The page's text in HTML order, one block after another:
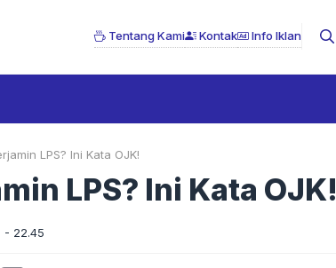
Tentang Kami Kontak Info Iklan
LPS? Ini Kata OJK!
LPS? Ini Kata OJK!
- 22.45